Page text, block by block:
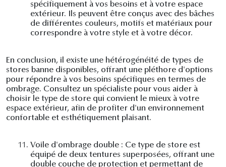
spécifiquement à vos besoins et à votre espace
extérieur. Ils peuvent être conçus avec des bâches
de différentes couleurs, motifs et matériaux pour
correspondre à votre style et à votre décor.
En conclusion, il existe une hétérogénéité de types de
stores banne disponibles, offrant une pléthore d'options
pour répondre à vos besoins spécifiques en termes de
ombrage. Consultez un spécialiste pour vous aider à
choisir le type de store qui convient le mieux à votre
espace extérieur, afin de profiter d'un environnement
confortable et esthétiquement plaisant.
11. Voile d'ombrage double : Ce type de store est
équipé de deux tentures superposées, offrant une
double couche de protection et permettant de